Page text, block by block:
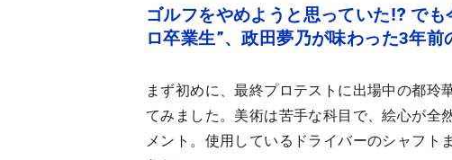
ゴルフをやめようと思っていた⁉ で
ロ卒業生”、政田夢乃が味わった3年前
まず初めに、最終プロテストに出場中の都玲
てみました。美術は苦手な科目で、絵心が全
メント。使用しているドライバーのシャフト